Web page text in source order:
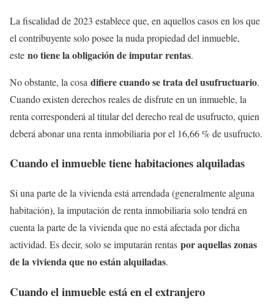
La fiscalidad de 2023 establece que, en aquellos casos en los que
el contribuyente solo posee la nuda propiedad del inmueble,
este no tiene la obligación de imputar rentas.
No obstante, la cosa difiere cuando se trata del usufructuario.
Cuando existen derechos reales de disfrute en un inmueble, la
renta corresponderá al titular del derecho real de usufructo, quien
deberá abonar una renta inmobiliaria por el 16,66 % de usufructo.
Cuando el inmueble tiene habitaciones alquiladas
Si una parte de la vivienda está arrendada (generalmente alguna
habitación), la imputación de renta inmobiliaria solo tendrá en
cuenta la parte de la vivienda que no está afectada por dicha
actividad. Es decir, solo se imputarán rentas por aquellas zonas
de la vivienda que no están alquiladas.
Cuando el inmueble está en el extranjero